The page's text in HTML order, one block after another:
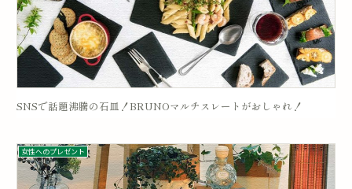
SNSで話題沸騰の石皿！BRUNOマルチスレートがおしゃれ！
女性へのプレゼント